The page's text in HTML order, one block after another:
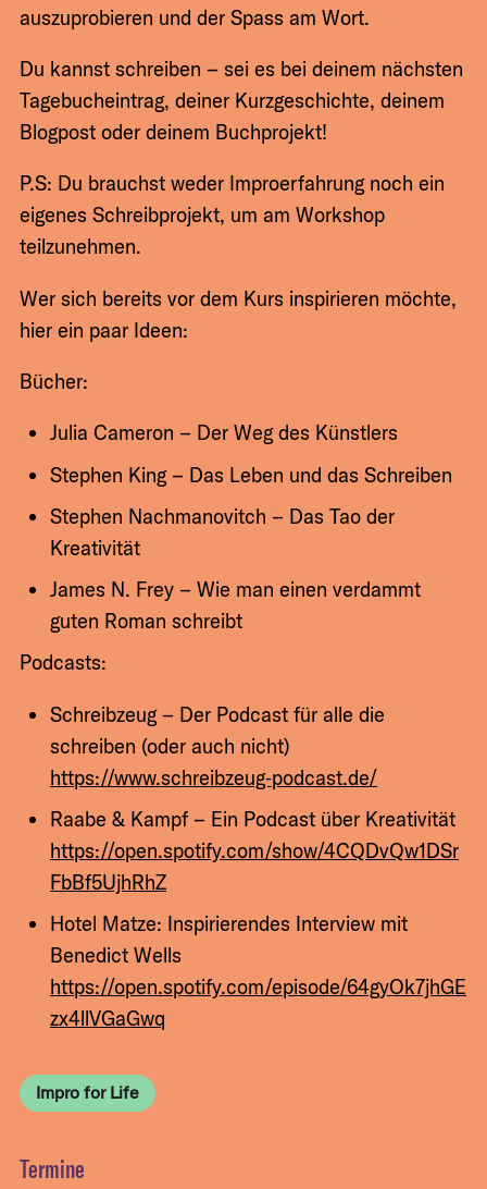
auszuprobieren und der Spass am Wort.
Du kannst schreiben – sei es bei deinem nächsten
Tagebucheintrag, deiner Kurzgeschichte, deinem
Blogpost oder deinem Buchprojekt!
P.S: Du brauchst weder Improerfahrung noch ein
eigenes Schreibprojekt, um am Workshop
teilzunehmen.
Wer sich bereits vor dem Kurs inspirieren möchte,
hier ein paar Ideen:
Bücher:
Julia Cameron – Der Weg des Künstlers
Stephen King – Das Leben und das Schreiben
Stephen Nachmanovitch – Das Tao der
Kreativität
James N. Frey – Wie man einen verdammt
guten Roman schreibt
Podcasts:
Schreibzeug – Der Podcast für alle die
schreiben (oder auch nicht)
https://www.schreibzeug‑podcast.de/
Raabe & Kampf – Ein Podcast über Kreativität
https://open.spotify.com/show/4CQDvQw1DSr
FbBf5UjhRhZ
Hotel Matze: Inspirierendes Interview mit
Benedict Wells
https://open.spotify.com/episode/64gyOk7jhGE
zx4llVGaGwq
Impro for Life
Termine